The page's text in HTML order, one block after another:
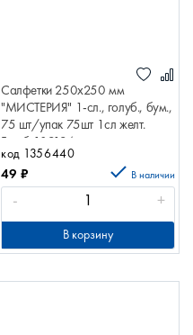
Салфетки 250х250 мм
"МИСТЕРИЯ" 1-сл., голуб., бум.,
75 шт/упак 75шт 1сл желт.
Голуб 109194
код 1356440
49 ₽ В наличии
- +
В корзину